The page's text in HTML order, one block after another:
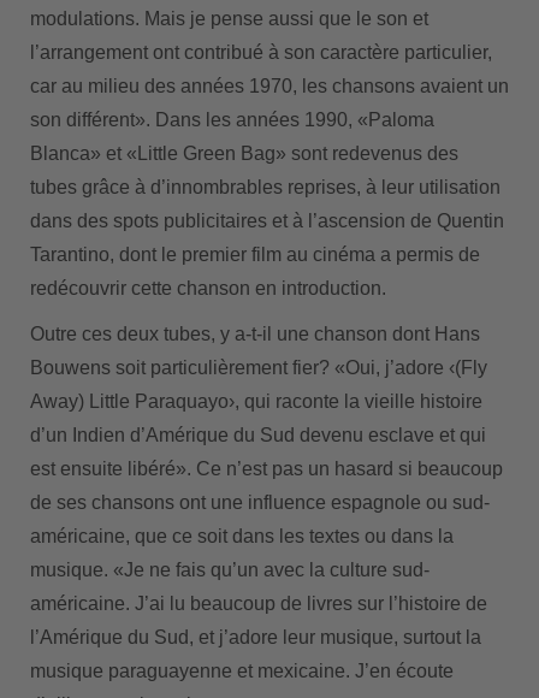
modulations. Mais je pense aussi que le son et
l’arrangement ont contribué à son caractère particulier,
car au milieu des années 1970, les chansons avaient un
son différent». Dans les années 1990, «Paloma
Blanca» et «Little Green Bag» sont redevenus des
tubes grâce à d’innombrables reprises, à leur utilisation
dans des spots publicitaires et à l’ascension de Quentin
Tarantino, dont le premier film au cinéma a permis de
redécouvrir cette chanson en introduction.
Outre ces deux tubes, y a-t-il une chanson dont Hans
Bouwens soit particulièrement fier? «Oui, j’adore ‹(Fly
Away) Little Paraquayo›, qui raconte la vieille histoire
d’un Indien d’Amérique du Sud devenu esclave et qui
est ensuite libéré». Ce n’est pas un hasard si beaucoup
de ses chansons ont une influence espagnole ou sud-
américaine, que ce soit dans les textes ou dans la
musique. «Je ne fais qu’un avec la culture sud-
américaine. J’ai lu beaucoup de livres sur l’histoire de
l’Amérique du Sud, et j’adore leur musique, surtout la
musique paraguayenne et mexicaine. J’en écoute